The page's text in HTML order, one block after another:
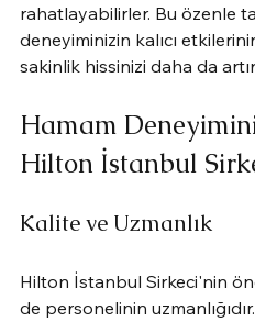
rahatlayabilirler. Bu özenle
deneyiminizin kalıcı
sakinlik hissinizi daha da
Hamam
Hilton İstanbul
Kalite ve Uzmanlık
Hilton İstanbul Sirkeci'nin
de personelinin